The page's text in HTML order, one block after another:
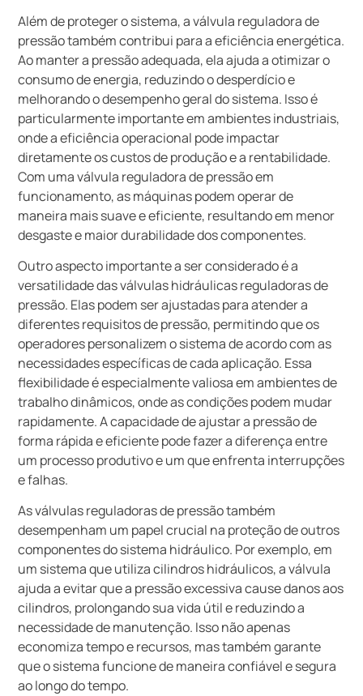
Além de proteger o sistema, a válvula reguladora de
pressão também contribui para a eficiência energética.
Ao manter a pressão adequada, ela ajuda a otimizar o
consumo de energia, reduzindo o desperdício e
melhorando o desempenho geral do sistema. Isso é
particularmente importante em ambientes industriais,
onde a eficiência operacional pode impactar
diretamente os custos de produção e a rentabilidade.
Com uma válvula reguladora de pressão em
funcionamento, as máquinas podem operar de
maneira mais suave e eficiente, resultando em menor
desgaste e maior durabilidade dos componentes.
Outro aspecto importante a ser considerado é a
versatilidade das válvulas hidráulicas reguladoras de
pressão. Elas podem ser ajustadas para atender a
diferentes requisitos de pressão, permitindo que os
operadores personalizem o sistema de acordo com as
necessidades específicas de cada aplicação. Essa
flexibilidade é especialmente valiosa em ambientes de
trabalho dinâmicos, onde as condições podem mudar
rapidamente. A capacidade de ajustar a pressão de
forma rápida e eficiente pode fazer a diferença entre
um processo produtivo e um que enfrenta interrupções
e falhas.
As válvulas reguladoras de pressão também
desempenham um papel crucial na proteção de outros
componentes do sistema hidráulico. Por exemplo, em
um sistema que utiliza cilindros hidráulicos, a válvula
ajuda a evitar que a pressão excessiva cause danos aos
cilindros, prolongando sua vida útil e reduzindo a
necessidade de manutenção. Isso não apenas
economiza tempo e recursos, mas também garante
que o sistema funcione de maneira confiável e segura
ao longo do tempo.